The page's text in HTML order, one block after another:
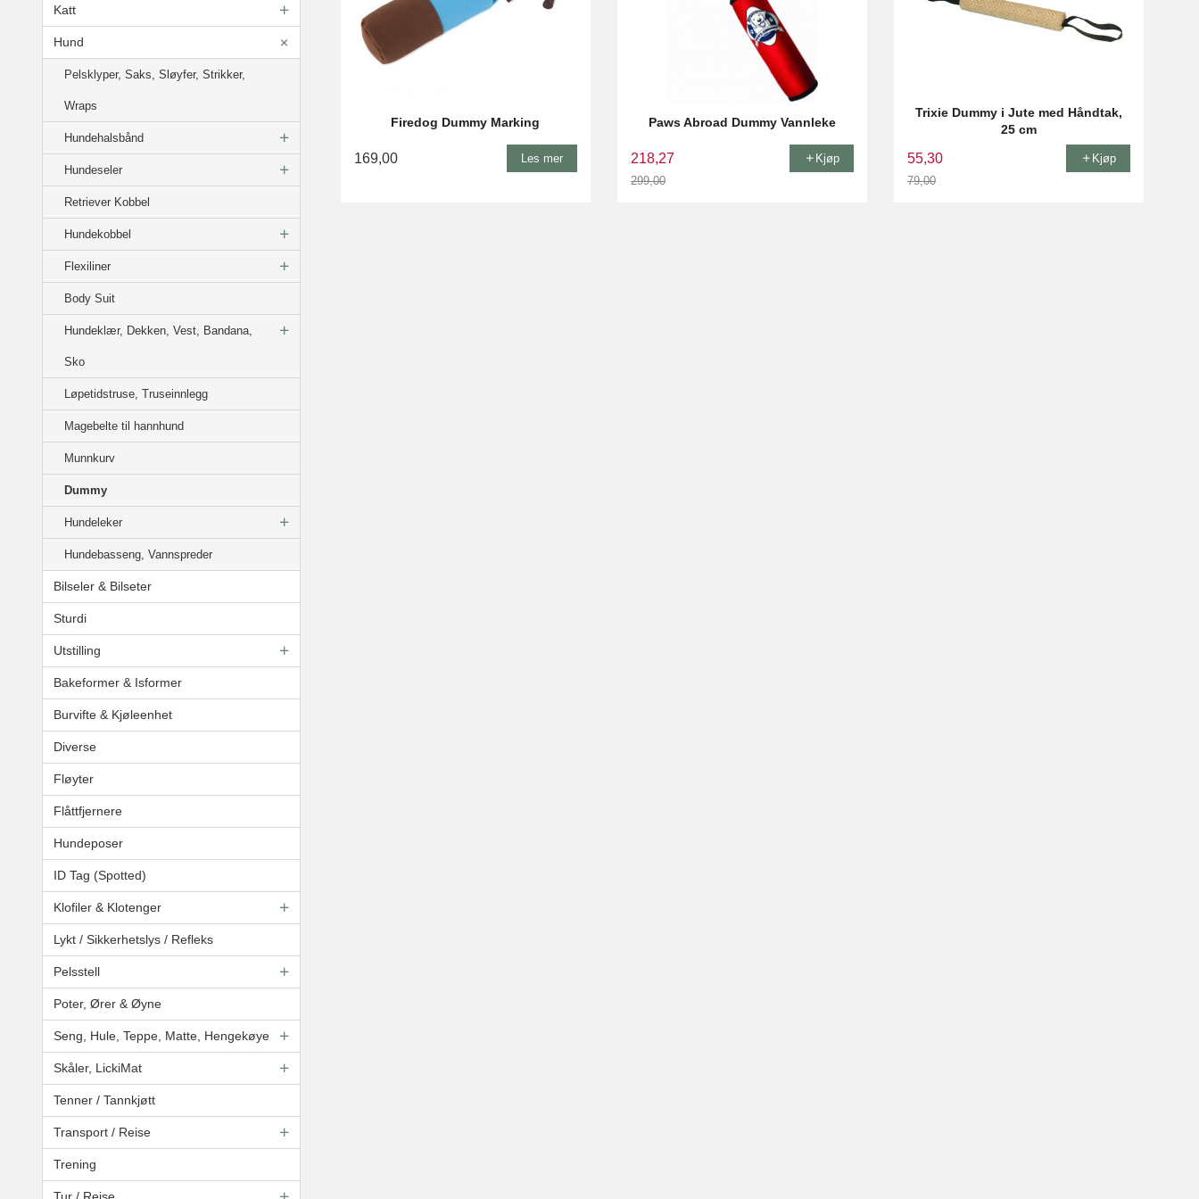
Katt
Hund
Pelsklyper, Saks, Sløyfer, Strikker,
Wraps
Hundehalsbånd
Hundeseler
Retriever Kobbel
Hundekobbel
Flexiliner
Body Suit
Hundeklær, Dekken, Vest, Bandana,
Sko
Løpetidstruse, Truseinnlegg
Magebelte til hannhund
Munnkurv
Dummy
Hundeleker
Hundebasseng, Vannspreder
Bilseler & Bilseter
Sturdi
Utstilling
Bakeformer & Isformer
Burvifte & Kjøleenhet
Diverse
Fløyter
Flåttfjernere
Hundeposer
ID Tag (Spotted)
Klofiler & Klotenger
Lykt / Sikkerhetslys / Refleks
Pelsstell
Poter, Ører & Øyne
Seng, Hule, Teppe, Matte, Hengekøye
Skåler, LickiMat
Tenner / Tannkjøtt
Transport / Reise
Trening
Firedog Dummy Marking
169,00 Les mer
Paws Abroad Dummy Vannleke
218,27
299,00
Kjøp
Trixie Dummy i Jute med Håndtak,
25 cm
55,30
79,00
Kjøp